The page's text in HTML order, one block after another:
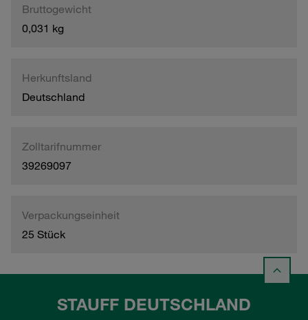
Bruttogewicht
0,031 kg
Herkunftsland
Deutschland
Zolltarifnummer
39269097
Verpackungseinheit
25 Stück
STAUFF DEUTSCHLAND